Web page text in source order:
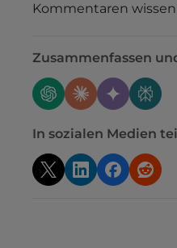
Kommentaren
Zusammenfassen
In sozialen Medien